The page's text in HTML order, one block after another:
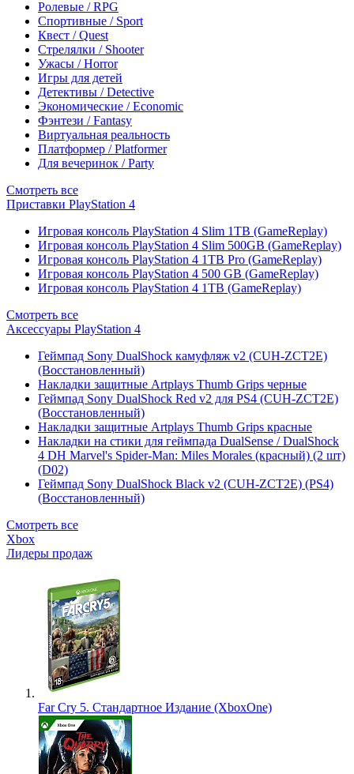
Ролевые / RPG
Спортивные / Sport
Квест / Quest
Стрелялки / Shooter
Ужасы / Horror
Игры для детей
Детективы / Detective
Экономические / Economic
Фэнтези / Fantasy
Виртуальная реальность
Платформер / Platformer
Для вечеринок / Party
Смотреть все
Приставки PlayStation 4
Игровая консоль PlayStation 4 Slim 1TB (GameReplay)
Игровая консоль PlayStation 4 Slim 500GB (GameReplay)
Игровая консоль PlayStation 4 1TB Pro (GameReplay)
Игровая консоль PlayStation 4 500 GB (GameReplay)
Игровая консоль PlayStation 4 1TB (GameReplay)
Смотреть все
Аксессуары PlayStation 4
Геймпад Sony DualShock камуфляж v2 (CUH-ZCT2E)
(Восстановленный)
Накладки защитные Artplays Thumb Grips черные
Геймпад Sony DualShock Red v2 для PS4 (CUH-ZCT2E)
(Восстановленный)
Накладки защитные Artplays Thumb Grips красные
Накладки на стики для геймпада DualSense / DualShock
4 DH Marvel's Spider-Man: Miles Morales (красный) (2 шт)
(D02)
Геймпад Sony DualShock Black v2 (CUH-ZCT2E) (PS4)
(Восстановленный)
Смотреть все
Xbox
Лидеры продаж
Far Cry 5. Стандартное Издание (XboxOne)